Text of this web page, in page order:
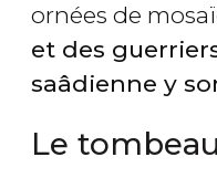
ornées de
et des
saâdienne y
Le